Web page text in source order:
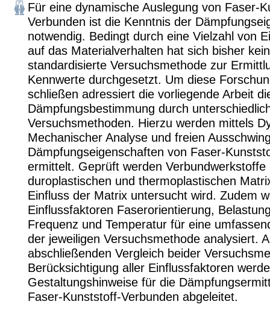
Für eine dynamische Auslegung von Faser-
Verbunden ist die Kenntnis der
notwendig. Bedingt durch eine Vielzahl von
auf das Materialverhalten hat sich bisher
standardisierte Versuchsmethode zur
Kennwerte durchgesetzt. Um diese
schließen adressiert die vorliegende Arbeit
Dämpfungsbestimmung durch
Versuchsmethoden. Hierzu werden mittels
Mechanischer Analyse und freien
Dämpfungseigenschaften von Faser-
ermittelt. Geprüft werden Verbundwerkstoffe
duroplastischen und thermoplastischen
Einfluss der Matrix untersucht wird. Zudem
Einflussfaktoren Faserorientierung,
Frequenz und Temperatur für eine
der jeweiligen Versuchsmethode analysiert.
abschließenden Vergleich beider
Berücksichtigung aller Einflussfaktoren
Gestaltungshinweise für die
Faser-Kunststoff-Verbunden abgeleitet.